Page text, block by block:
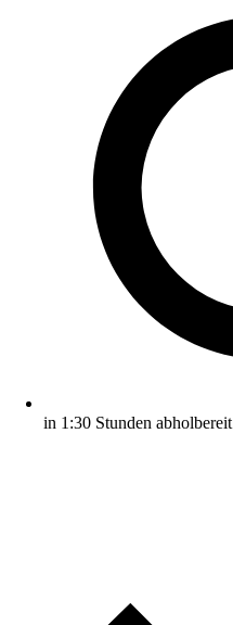
in 1:30 Stunden abholbereit